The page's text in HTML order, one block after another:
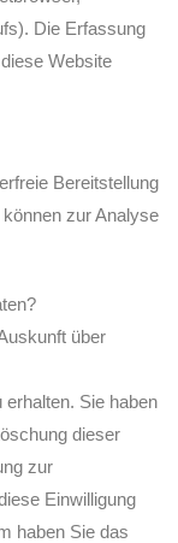
Die Erfassung
Website
Bereitstellung
zur Analyse
über
Sie haben
dieser
zur
Einwilligung
haben Sie das